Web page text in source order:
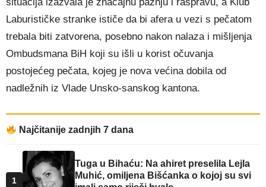
Laburističke stranke ističe da bi afera u vezi s pečatom
trebala biti zatvorena, posebno nakon nalaza i mišljenja
Ombudsmana BiH koji su išli u korist očuvanja
postojećeg pečata, kojeg je nova većina dobila od
nadležnih iz Vlade Unsko-sanskog kantona.
Najčitanije zadnjih 7 dana
1
Tuga u Bihaću: Na ahiret preselila Lejla
Muhić, omiljena Bišćanka o kojoj su svi